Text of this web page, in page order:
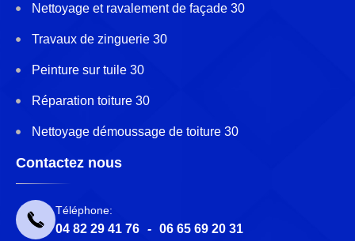
Nettoyage et ravalement de façade 30
Travaux de zinguerie 30
Peinture sur tuile 30
Réparation toiture 30
Nettoyage démoussage de toiture 30
Contactez nous
Téléphone:
04 82 29 41 76 - 06 65 69 20 31